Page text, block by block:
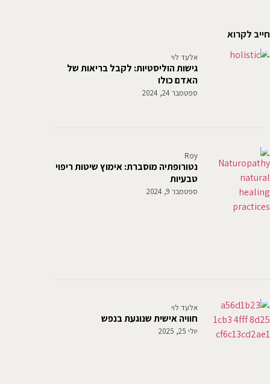
חייב לקרוא
גישות הוליסטיות: לקבל בריאות של
האדם כולו
אלעד לוי
ספטמבר 24, 2024
נטורופתיה מוסברת: אימוץ שיטות ריפוי
טבעיות
Roy
ספטמבר 9, 2024
חוויה אישית שנוגעת בנפש
אלעד לוי
יולי 25, 2025